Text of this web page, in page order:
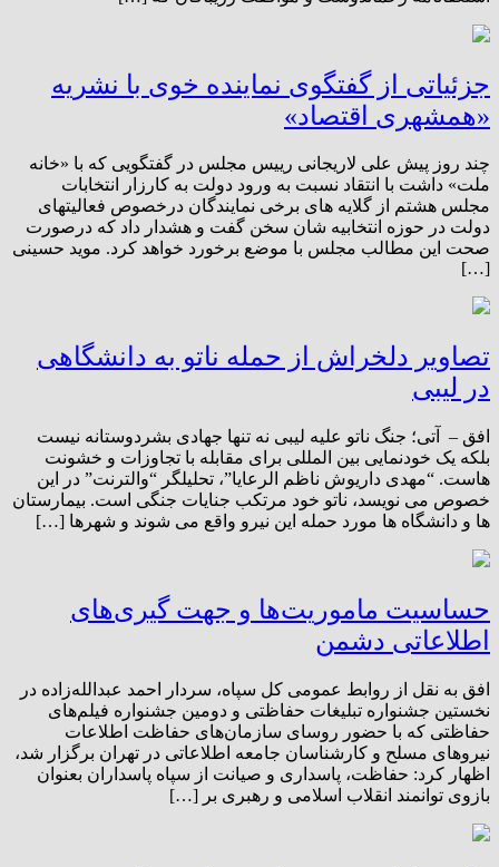
جزئیاتی از گفتگوی نماینده خوی با نشریه
«همشهری اقتصاد»
چند روز پیش علی لاریجانی رییس مجلس در گفتگویی که با «خانه
ملت» داشت با انتقاد نسبت به ورود دولت به کارزار انتخابات
مجلس هشتم از گلایه های برخی نمایندگان درخصوص فعالیتهای
دولت در حوزه انتخابیه شان سخن گفت و هشدار داد که درصورت
صحت این مطالب مجلس با موضع برخورد خواهد کرد. موید حسینی
[…]
تصاویر دلخراش از حمله ناتو به دانشگاهی
در لیبی
افق – آتی؛ جنگ ناتو علیه لیبی نه تنها جهادی بشردوستانه نیست
بلکه یک خودنمایی بین المللی برای مقابله با تجاوزات و خشونت
هاست. “مهدی داریوش ناظم الرعایا”، تحلیلگر “والترنت” در این
خصوص می نویسد، ناتو خود مرتکب جنایات جنگی است. بیمارستان
ها و دانشگاه ها مورد حمله این نیرو واقع می شوند و شهرها […]
حساسیت ماموریت‌ها و جهت گیری‌های
اطلاعاتی دشمن
افق به نقل از روابط عمومی کل سپاه، سردار احمد عبدالله‌زاده در
نخستین جشنواره تبلیغات حفاظتی و دومین جشنواره فیلم‌های
حفاظتی که با حضور روسای سازمان‌های حفاظت اطلاعات
نیروهای مسلح و کارشناسان جامعه اطلاعاتی در تهران برگزار شد،
اظهار کرد: حفاظت، پاسداری و صیانت از سپاه پاسداران بعنوان
بازوی توانمند انقلاب اسلامی و رهبری بر […]